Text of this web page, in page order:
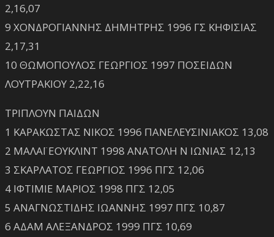
2,16,07
9 ΧΟΝΔΡΟΓΙΑΝΝΗΣ ΔΗΜΗΤΡΗΣ 1996 ΓΣ ΚΗΦΙΣΙΑΣ
2,17,31
10 ΘΩΜΟΠΟΥΛΟΣ ΓΕΩΡΓΙΟΣ 1997 ΠΟΣΕΙΔΩΝ
ΛΟΥΤΡΑΚΙΟΥ 2,22,16
ΤΡΙΠΛΟΥΝ ΠΑΙΔΩΝ
1 ΚΑΡΑΚΩΣΤΑΣ ΝΙΚΟΣ 1996 ΠΑΝΕΛΕΥΣΙΝΙΑΚΟΣ 13,08
2 ΜΑΛΑΪ ΕΟΥΚΛΙΝΤ 1998 ΑΝΑΤΟΛΗ Ν ΙΩΝΙΑΣ 12,13
3 ΣΚΑΡΛΑΤΟΣ ΓΕΩΡΓΙΟΣ 1996 ΠΓΣ 12,06
4 ΙΦΤΙΜΙΕ ΜΑΡΙΟΣ 1998 ΠΓΣ 12,05
5 ΑΝΑΓΝΩΣΤΙΔΗΣ ΙΩΑΝΝΗΣ 1997 ΠΓΣ 10,87
6 ΑΔΑΜ ΑΛΕΞΑΝΔΡΟΣ 1999 ΠΓΣ 10,69